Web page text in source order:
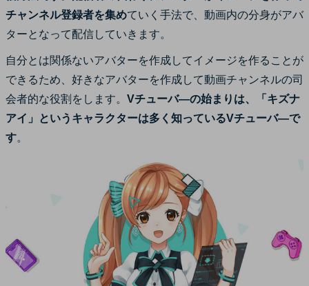
チャンネル登録者を集めていく手法で、動画内の分身がアバ
ターとなって配信していきます。
自分とは関係ないアバターを作成してイメージを作ることが
できるため、好きなアバターを作成して動画チャンネルの司
会者的な役割をします。 Vチューバ―の始まりは、「キズナ
アイ」というキャラクターは多く知っているVチューバ―で
す。